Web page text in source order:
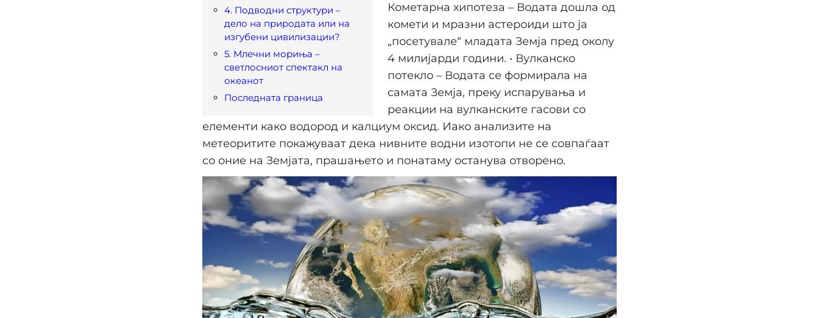
4. Подводни структури –
дело на природата или на
изгубени цивилизации?
5. Млечни мориња –
светлосниот спектакл на
океанот
Последната граница
Кометарна хипотеза – Водата дошла од
комети и мразни астероиди што ја
„посетувале“ младата Земја пред околу
4 милијарди години. • Вулканско
потекло – Водата се формирала на
самата Земја, преку испарувања и
реакции на вулканските гасови со
елементи како водород и калциум оксид. Иако анализите на
метеоритите покажуваат дека нивните водни изотопи не се совпаѓаат
со оние на Земјата, прашањето и понатаму останува отворено.